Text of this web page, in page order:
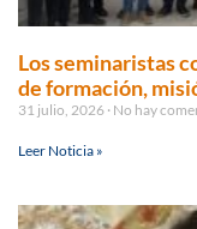
Los seminaristas
de formación,
31 julio, 2026 No hay
Leer Noticia »